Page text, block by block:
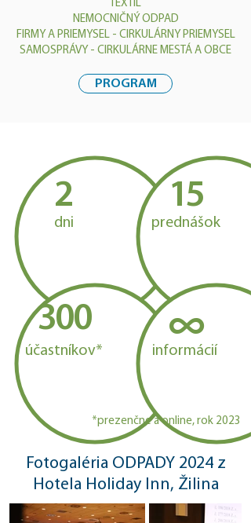
TEXTIL
NEMOCNIČNÝ ODPAD
FIRMY A PRIEMYSEL - CIRKULÁRNY PRIEMYSEL
SAMOSPRÁVY - CIRKULÁRNE MESTÁ A OBCE
PROGRAM
2
dni
15
prednášok
účastníkov*
300 ∞
informácií
*prezenčne a online, rok 2023
Fotogaléria ODPADY 2024 z
Hotela Holiday Inn, Žilina